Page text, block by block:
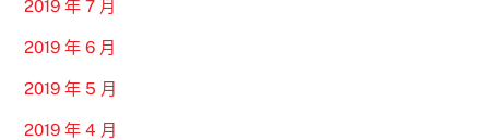
2019 年 7 月
2019 年 6 月
2019 年 5 月
2019 年 4 月